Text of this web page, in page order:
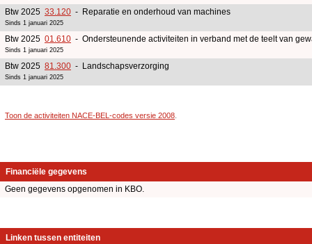
Btw 2025 33.120 - Reparatie en onderhoud van machines
Sinds 1 januari 2025
Btw 2025 01.610 - Ondersteunende activiteiten in verband met de teelt van
Sinds 1 januari 2025
Btw 2025 81.300 - Landschapsverzorging
Sinds 1 januari 2025
Toon de activiteiten NACE-BEL-codes versie 2008
Financiële gegevens
Geen gegevens opgenomen in KBO.
Linken tussen entiteiten